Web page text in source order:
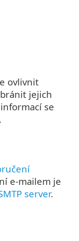
ovlivnit
jejich
se
.
e-mailem je
server.